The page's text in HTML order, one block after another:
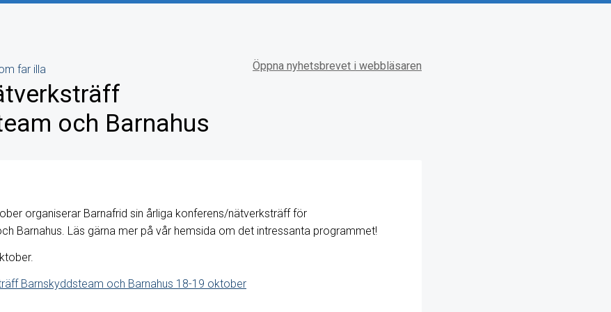
Öppna nyhetsbrevet i webbläsaren
far illa
och Barnahus
organiserar Barnafrid sin årliga konferens/nätverksträff för
Barnahus. Läs gärna mer på vår hemsida om det intressanta programmet!
Barnskyddsteam och Barnahus 18-19 oktober